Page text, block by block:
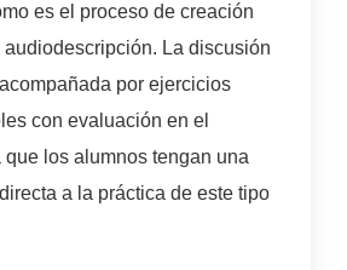
es el proceso de creación
La discusión
por ejercicios
con evaluación en el
que los alumnos tengan una
a la práctica de este tipo